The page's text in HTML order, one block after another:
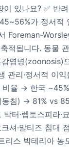
이 있나요? ✅ 반
가 정서적
Foreman-
적됩니다. 동물
염병(zoonosis)
관리·정서적 이
비율 → 한국
침) → 81% vs
·렙토스피라·
셔·말티즈 침대
리스 박테리아